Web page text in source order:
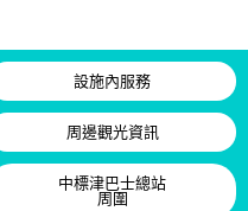
設施內服務
周邊觀光資訊
中標津巴士總站
周圍